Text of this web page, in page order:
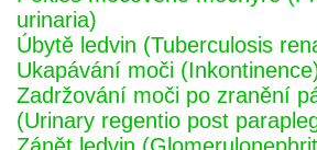
urinaria)
Úbytě ledvin (Tuberculosis
Ukapávání moči
Zadržování moči po zranění
(Urinary regentio post